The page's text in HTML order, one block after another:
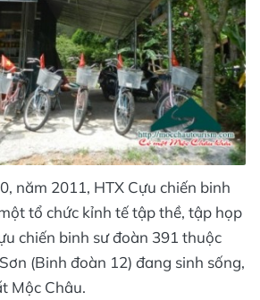
năm 2011, HTX Cựu chiến binh
tổ chức kỉnh tế tập thề, tập họp
chiến binh sư đoàn 391 thuộc
(Binh đoàn 12) đang sinh sống,
Mộc Châu.